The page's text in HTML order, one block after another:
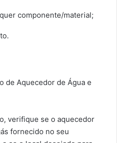
componente/material;
de Aquecedor de Água e
verifique se o aquecedor
fornecido no seu